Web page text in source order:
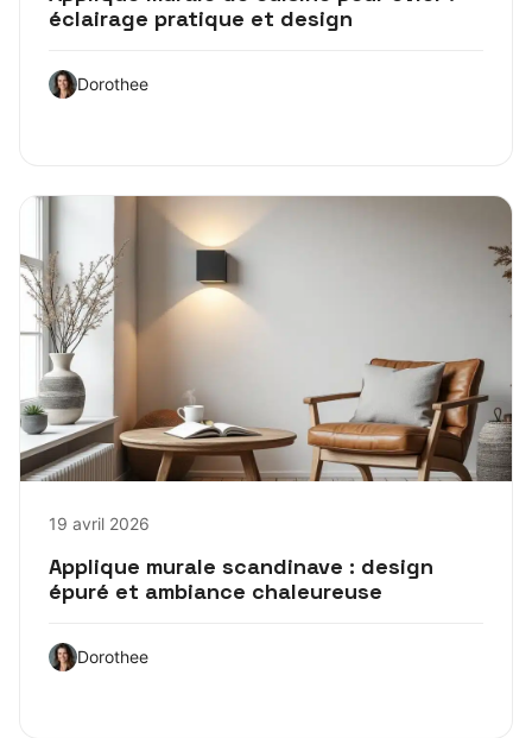
éclairage pratique et design
Dorothee
19 avril 2026
Applique murale scandinave : design
épuré et ambiance chaleureuse
Dorothee